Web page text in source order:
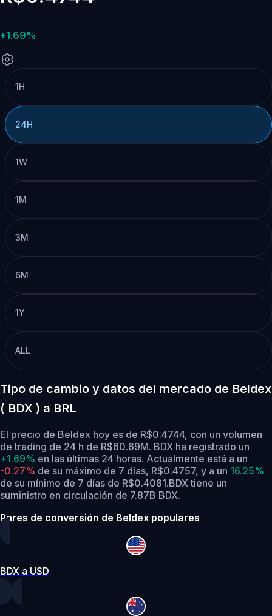
+1.69%
1H
24H
1W
1M
3M
6M
1Y
ALL
Tipo de cambio y datos del mercado de Beldex
( BDX ) a BRL
El precio de Beldex hoy es de R$0.4744, con un volumen
de trading de 24 h de R$60.69M. BDX ha registrado un
+1.69% en las últimas 24 horas. Actualmente está a un
-0.27% de su máximo de 7 días, R$0.4757, y a un 16.25%
de su mínimo de 7 días de R$0.4081.BDX tiene un
suministro en circulación de 7.87B BDX.
Pares de conversión de Beldex populares
BDX a USD